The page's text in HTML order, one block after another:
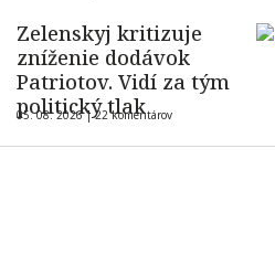
Zelenskyj kritizuje
zníženie dodávok
Patriotov. Vidí za tým
politický tlak
05. 08. 2026 |22 komentárov